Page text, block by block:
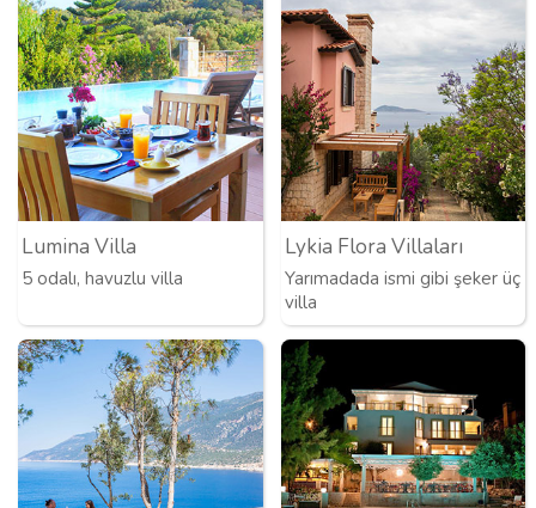
Lumina Villa
5 odalı, havuzlu villa
Lykia Flora Villaları
Yarımadada ismi gibi şeker üç
villa